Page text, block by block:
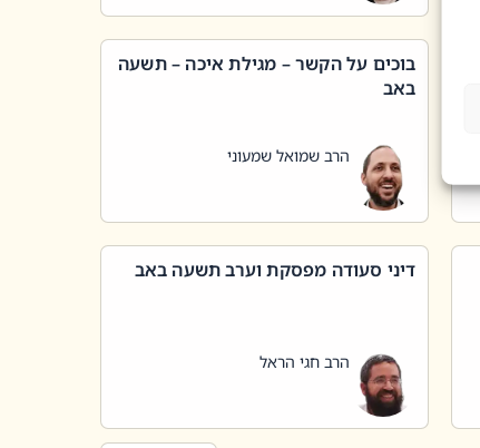
בוכים על הקשר – מגילת איכה – תשעה
באב
הרב שמואל שמעוני
דיני סעודה מפסקת וערב תשעה באב
הרב חגי הראל